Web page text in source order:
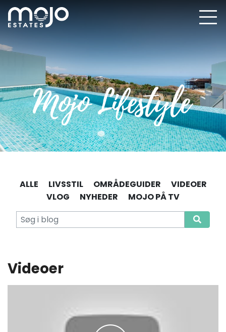
ALLE LIVSSTIL OMRÅDEGUIDER
VIDEOER
VLOG
NYHEDER MOJO PÅ TV
Videoer